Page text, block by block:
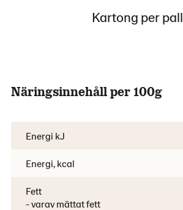
Kartong per pall
Näringsinnehåll per 100g
Energi kJ
Energi, kcal
Fett
- varav mättat fett